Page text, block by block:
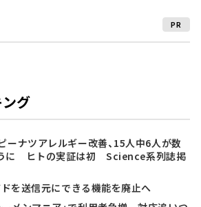
PR
グ
ーナツアレルギー改善、15人中6人が数
に ヒトの実証は初 Science系列誌掲
を送信元にできる機能を廃止へ